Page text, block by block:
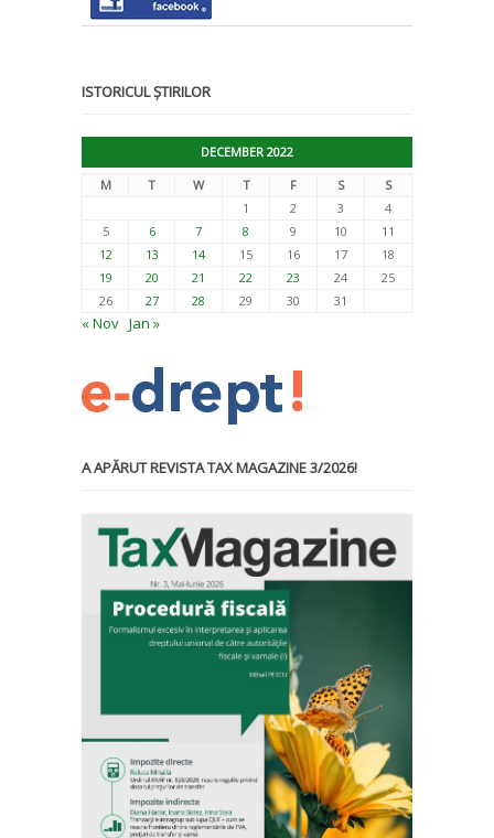
ISTORICUL ȘTIRILOR
DECEMBER 2022
M
T W T F S
S
1
2 3
4
5
6 7 8 9 10
11
12
13 14 15 16 17
18
19
20 21 22 23 24
25
26
27 28 29 30 31
« Nov Jan »
A APĂRUT REVISTA TAX MAGAZINE 3/2026!